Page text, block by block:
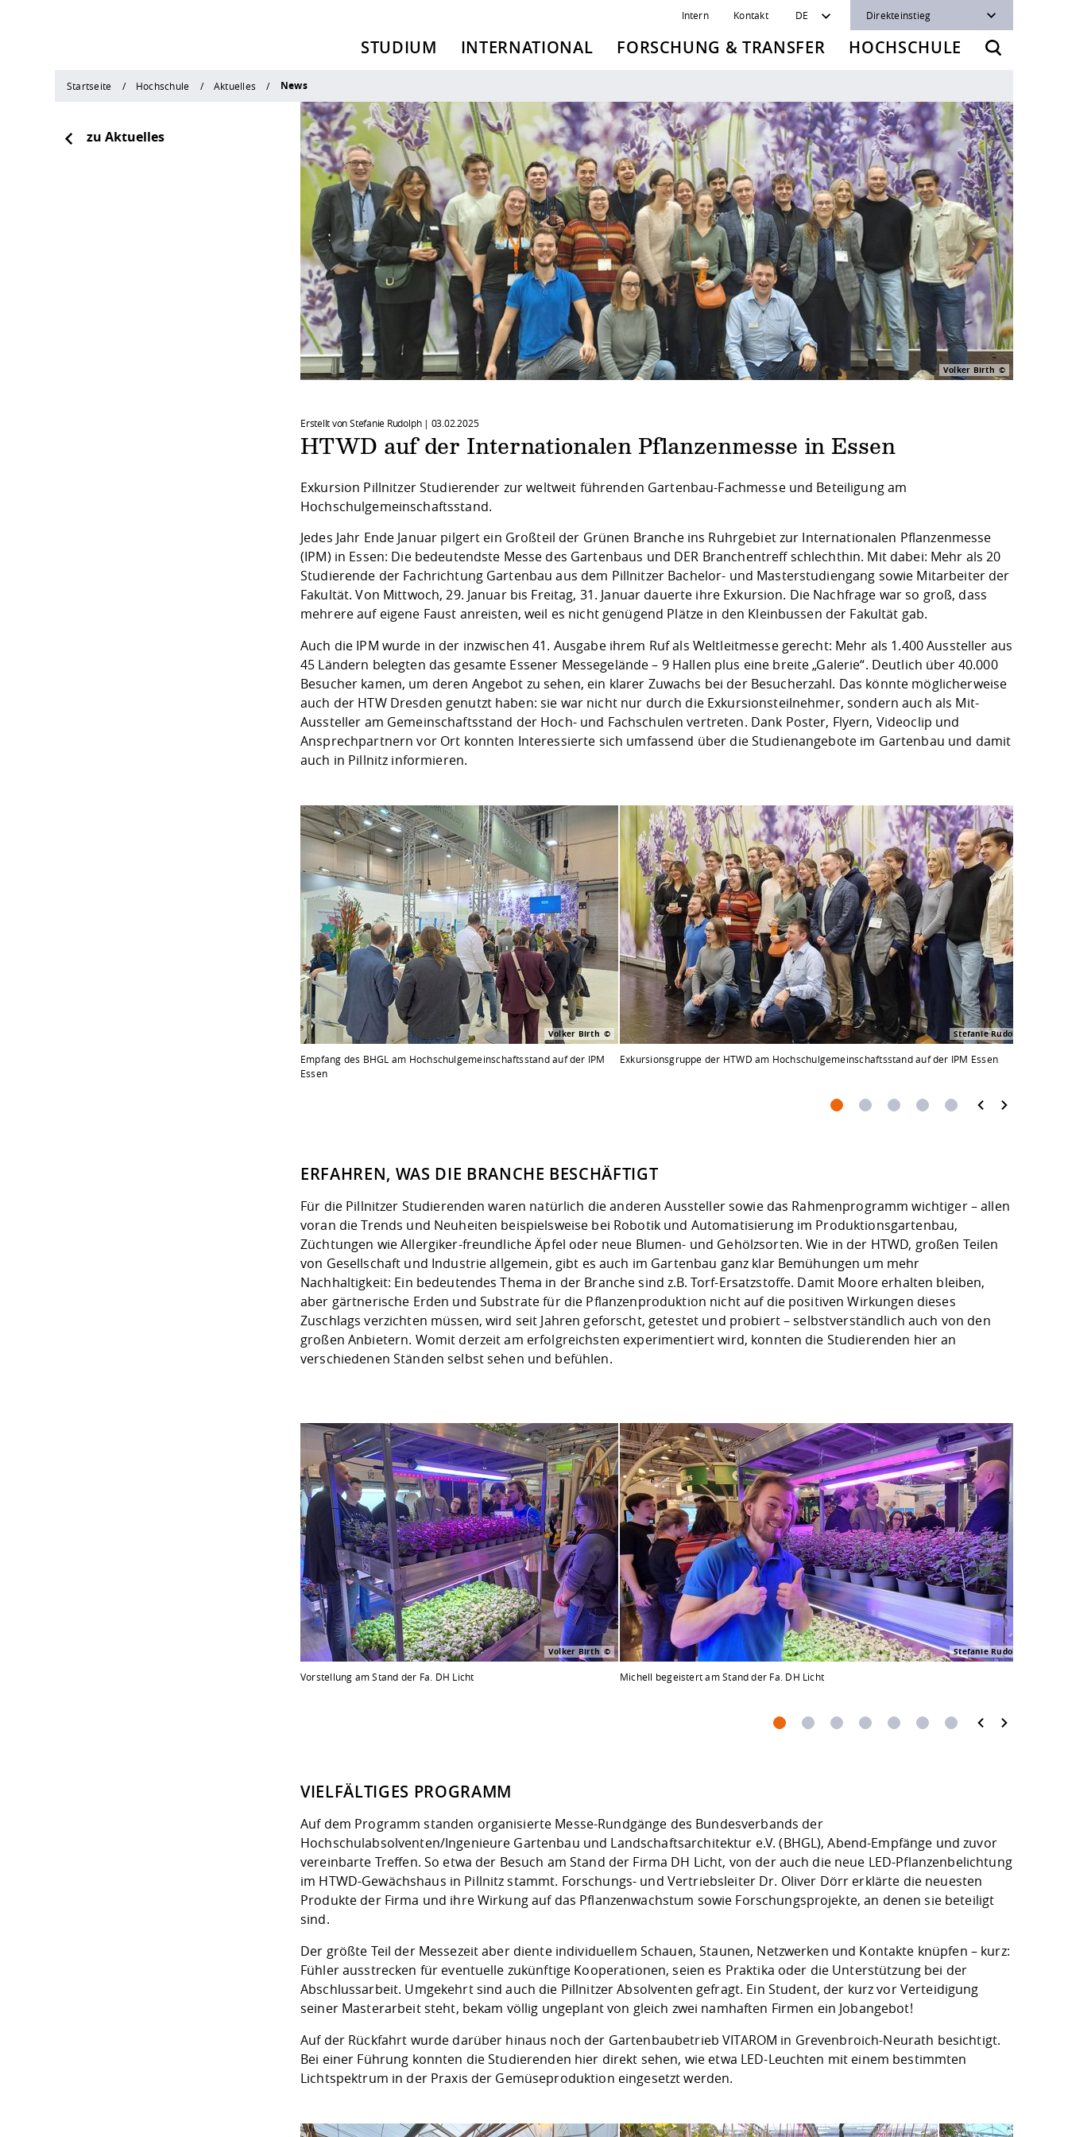
Intern Kontakt DE Direkteinstieg
STUDIUM INTERNATIONAL FORSCHUNG & TRANSFER HOCHSCHULE
Startseite Hochschule Aktuelles News
zu Aktuelles
Volker Birth
Erstellt von Stefanie Rudolph | 03.02.2025
HTWD auf der Internationalen Pflanzenmesse in Essen
Exkursion Pillnitzer Studierender zur weltweit führenden Gartenbau-Fachmesse und Beteiligung am
Hochschulgemeinschaftsstand.
Jedes Jahr Ende Januar pilgert ein Großteil der Grünen Branche ins Ruhrgebiet zur Internationalen Pflanzenmesse
(IPM) in Essen: Die bedeutendste Messe des Gartenbaus und DER Branchentreff schlechthin. Mit dabei: Mehr als 20
Studierende der Fachrichtung Gartenbau aus dem Pillnitzer Bachelor- und Masterstudiengang sowie Mitarbeiter der
Fakultät. Von Mittwoch, 29. Januar bis Freitag, 31. Januar dauerte ihre Exkursion. Die Nachfrage war so groß, dass
mehrere auf eigene Faust anreisten, weil es nicht genügend Plätze in den Kleinbussen der Fakultät gab.
Auch die IPM wurde in der inzwischen 41. Ausgabe ihrem Ruf als Weltleitmesse gerecht: Mehr als 1.400 Aussteller aus
45 Ländern belegten das gesamte Essener Messegelände – 9 Hallen plus eine breite „Galerie“. Deutlich über 40.000
Besucher kamen, um deren Angebot zu sehen, ein klarer Zuwachs bei der Besucherzahl. Das könnte möglicherweise
auch der HTW Dresden genutzt haben: sie war nicht nur durch die Exkursionsteilnehmer, sondern auch als Mit-
Aussteller am Gemeinschaftsstand der Hoch- und Fachschulen vertreten. Dank Poster, Flyern, Videoclip und
Ansprechpartnern vor Ort konnten Interessierte sich umfassend über die Studienangebote im Gartenbau und damit
auch in Pillnitz informieren.
Volker Birth
Empfang des BHGL am Hochschulgemeinschaftsstand auf der IPM
Essen
Stefanie Rudolph
Exkursionsgruppe der HTWD am Hochschulgemeinschaftsstand auf der IPM Essen
ERFAHREN, WAS DIE BRANCHE BESCHÄFTIGT
Für die Pillnitzer Studierenden waren natürlich die anderen Aussteller sowie das Rahmenprogramm wichtiger – allen
voran die Trends und Neuheiten beispielsweise bei Robotik und Automatisierung im Produktionsgartenbau,
Züchtungen wie Allergiker-freundliche Äpfel oder neue Blumen- und Gehölzsorten. Wie in der HTWD, großen Teilen
von Gesellschaft und Industrie allgemein, gibt es auch im Gartenbau ganz klar Bemühungen um mehr
Nachhaltigkeit: Ein bedeutendes Thema in der Branche sind z.B. Torf-Ersatzstoffe. Damit Moore erhalten bleiben,
aber gärtnerische Erden und Substrate für die Pflanzenproduktion nicht auf die positiven Wirkungen dieses
Zuschlags verzichten müssen, wird seit Jahren geforscht, getestet und probiert – selbstverständlich auch von den
großen Anbietern. Womit derzeit am erfolgreichsten experimentiert wird, konnten die Studierenden hier an
verschiedenen Ständen selbst sehen und befühlen.
Volker Birth
Vorstellung am Stand der Fa. DH Licht
Stefanie Rudolph
Michell begeistert am Stand der Fa. DH Licht
VIELFÄLTIGES PROGRAMM
Auf dem Programm standen organisierte Messe-Rundgänge des Bundesverbands der
Hochschulabsolventen/Ingenieure Gartenbau und Landschaftsarchitektur e.V. (BHGL), Abend-Empfänge und zuvor
vereinbarte Treffen. So etwa der Besuch am Stand der Firma DH Licht, von der auch die neue LED-Pflanzenbelichtung
im HTWD-Gewächshaus in Pillnitz stammt. Forschungs- und Vertriebsleiter Dr. Oliver Dörr erklärte die neuesten
Produkte der Firma und ihre Wirkung auf das Pflanzenwachstum sowie Forschungsprojekte, an denen sie beteiligt
sind.
Der größte Teil der Messezeit aber diente individuellem Schauen, Staunen, Netzwerken und Kontakte knüpfen – kurz:
Fühler ausstrecken für eventuelle zukünftige Kooperationen, seien es Praktika oder die Unterstützung bei der
Abschlussarbeit. Umgekehrt sind auch die Pillnitzer Absolventen gefragt. Ein Student, der kurz vor Verteidigung
seiner Masterarbeit steht, bekam völlig ungeplant von gleich zwei namhaften Firmen ein Jobangebot!
Auf der Rückfahrt wurde darüber hinaus noch der Gartenbaubetrieb VITAROM in Grevenbroich-Neurath besichtigt.
Bei einer Führung konnten die Studierenden hier direkt sehen, wie etwa LED-Leuchten mit einem bestimmten
Lichtspektrum in der Praxis der Gemüseproduktion eingesetzt werden.